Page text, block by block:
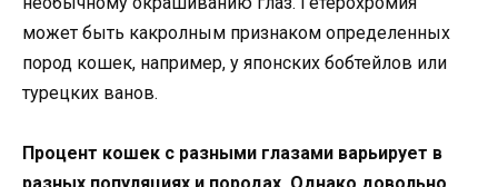
может быть какролным признаком определенных
пород кошек, например, у японских бобтейлов или
турецких ванов.
Процент кошек с разными глазами варьирует в